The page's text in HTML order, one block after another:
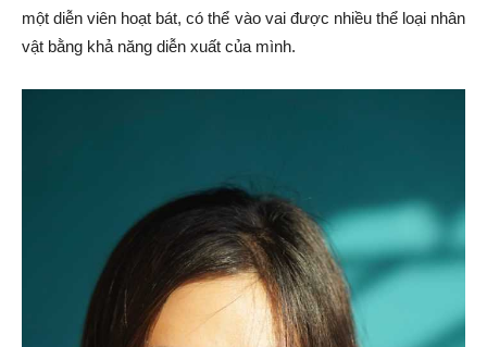
một diễn viên hoạt bát, có thể vào vai được nhiều thể loại nhân
vật bằng khả năng diễn xuất của mình.